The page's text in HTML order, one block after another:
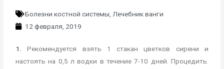
Болезни костной системы Лечебник ванги
12 февраля, 2019
1. Рекомендуется взять 1 стакан цветков сирени и
настоять на 0,5 л водки в течение 7-10 дней. Процедить.